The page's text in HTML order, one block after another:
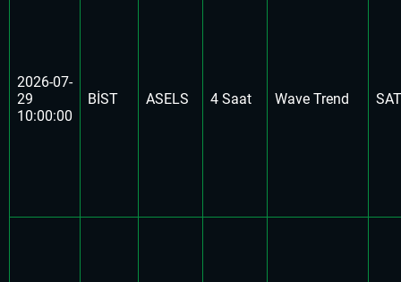
2026-07-
29
10:00:00
BİST ASELS 4 Saat Wave Trend SAT